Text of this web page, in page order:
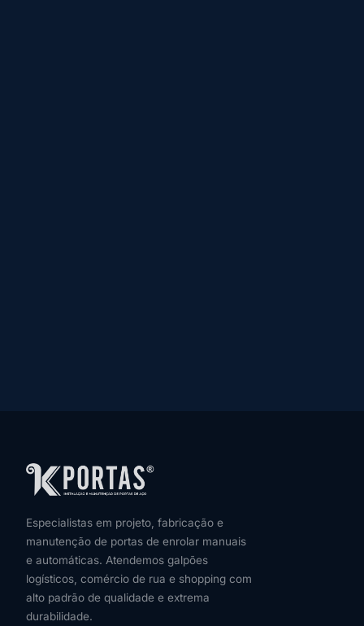
Especialistas em projeto, fabricação e
manutenção de portas de enrolar manuais
e automáticas. Atendemos galpões
logísticos, comércio de rua e shopping com
alto padrão de qualidade e extrema
durabilidade.